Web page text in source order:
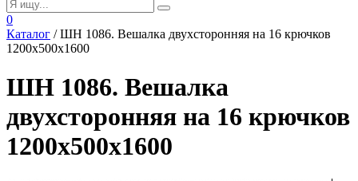
0
Каталог /ШH 1086. Вешалка двухсторонняя на 16 крючков
1200х500х1600
ШH 1086. Вешалка
двухсторонняя на 16 крючков
1200х500х1600